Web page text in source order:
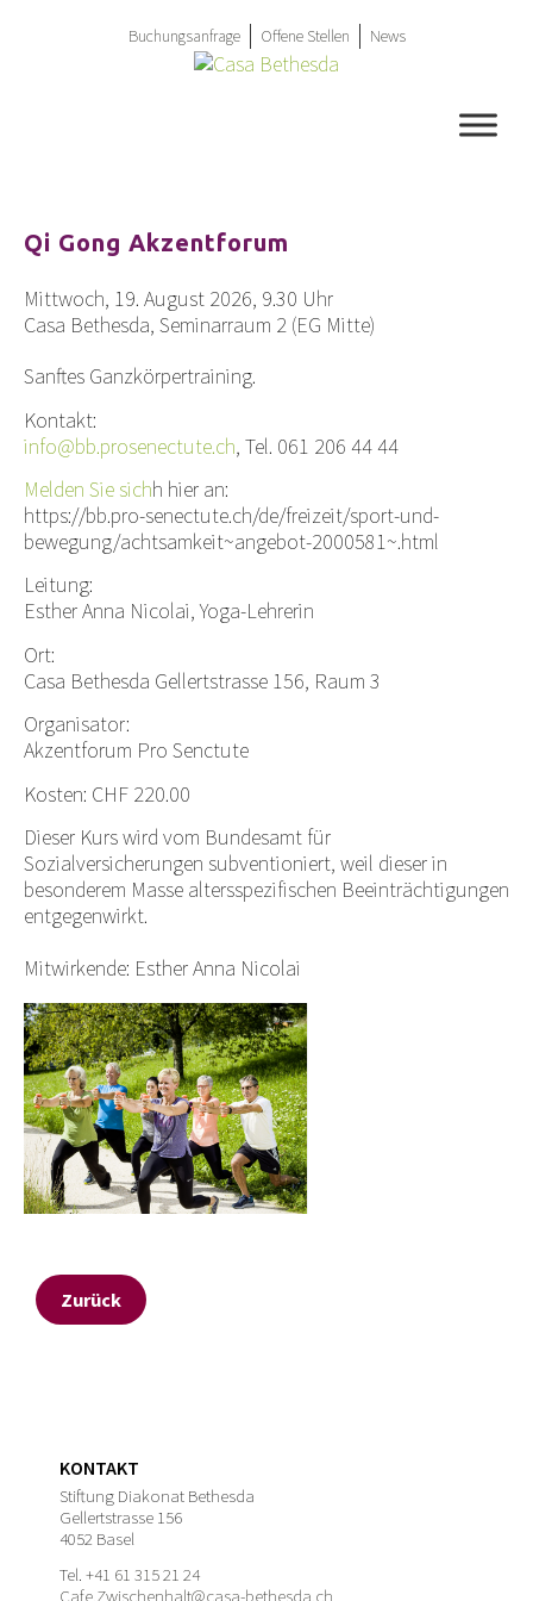
Buchungsanfrage Offene Stellen News
Qi Gong Akzentforum
Mittwoch, 19. August 2026, 9.30 Uhr
Casa Bethesda, Seminarraum 2 (EG Mitte)
Sanftes Ganzkörpertraining.
Kontakt:
info@bb.prosenectute.ch, Tel. 061 206 44 44
Melden Sie sichh hier an:
https://bb.pro-senectute.ch/de/freizeit/sport-und-
bewegung/achtsamkeit~angebot-2000581~.html
Leitung:
Esther Anna Nicolai, Yoga-Lehrerin
Ort:
Casa Bethesda Gellertstrasse 156, Raum 3
Organisator:
Akzentforum Pro Senctute
Kosten: CHF 220.00
Dieser Kurs wird vom Bundesamt für
Sozialversicherungen subventioniert, weil dieser in
besonderem Masse altersspezifischen Beeinträchtigungen
entgegenwirkt.
Mitwirkende: Esther Anna Nicolai
Zurück
KONTAKT
Stiftung Diakonat Bethesda
Gellertstrasse 156
4052 Basel
Tel. +41 61 315 21 24
Cafe.Zwischenhalt@casa-bethesda.ch